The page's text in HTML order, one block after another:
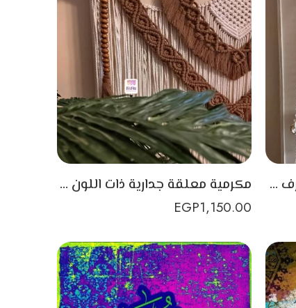
جدارية بخيط مكرمية مزودة برف خشبي صممت يدوياً بدقة عالية مكرمية معلقة جدارية ذات اللون الاوف وايت والبني لديكور منزل رائع (Copy)
EGP1,150.00